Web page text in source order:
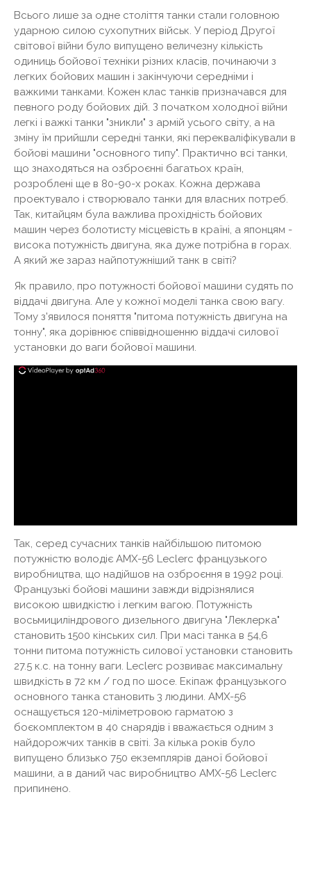
Всього лише за одне століття танки стали головною
ударною силою сухопутних військ. У період Другої
світової війни було випущено величезну кількість
одиниць бойової техніки різних класів, починаючи з
легких бойових машин і закінчуючи середніми і
важкими танками. Кожен клас танків призначався для
певного роду бойових дій. З початком холодної війни
легкі і важкі танки "зникли" з армій усього світу, а на
зміну їм прийшли середні танки, які перекваліфікували в
бойові машини "основного типу". Практично всі танки,
що знаходяться на озброєнні багатьох країн,
розроблені ще в 80-90-х роках. Кожна держава
проектувало і створювало танки для власних потреб.
Так, китайцям була важлива прохідність бойових
машин через болотисту місцевість в країні, а японцям -
висока потужність двигуна, яка дуже потрібна в горах.
А який же зараз найпотужніший танк в світі?
Як правило, про потужності бойової машини судять по
віддачі двигуна. Але у кожної моделі танка свою вагу.
Тому з'явилося поняття "питома потужність двигуна на
тонну", яка дорівнює співвідношенню віддачі силової
установки до ваги бойової машини.
Так, серед сучасних танків найбільшою питомою
потужністю володіє AMX-56 Leclerc французького
виробництва, що надійшов на озброєння в 1992 році.
Французькі бойові машини завжди відрізнялися
високою швидкістю і легким вагою. Потужність
восьмициліндрового дизельного двигуна "Леклерка"
становить 1500 кінських сил. При масі танка в 54,6
тонни питома потужність силової установки становить
27.5 к.с. на тонну ваги. Leclerc розвиває максимальну
швидкість в 72 км / год по шосе. Екіпаж французького
основного танка становить 3 людини. AMX-56
оснащується 120-міліметровою гарматою з
боєкомплектом в 40 снарядів і вважається одним з
найдорожчих танків в світі. За кілька років було
випущено близько 750 екземплярів даної бойової
машини, а в даний час виробництво AMX-56 Leclerc
припинено.